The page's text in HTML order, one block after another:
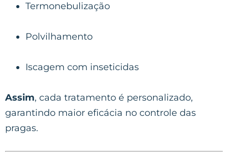
Termonebulização
Polvilhamento
Iscagem com inseticidas
Assim, cada tratamento é personalizado,
garantindo maior eficácia no controle das
pragas.